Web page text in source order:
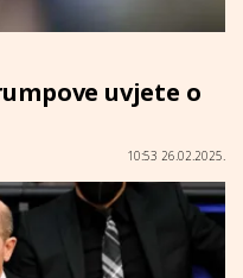
uvjete o
10:53 26.02.2025.